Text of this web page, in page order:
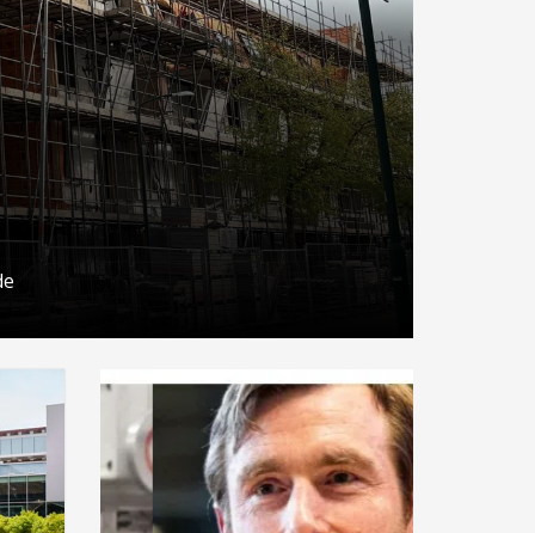
17 september 2026
Voormalig